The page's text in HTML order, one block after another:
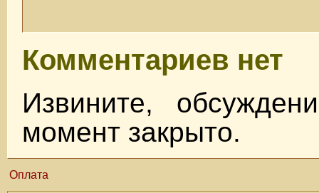
Комментариев нет
Извините,
момент закрыто.
Оплата